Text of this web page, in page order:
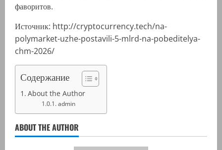
фаворитов.
Источник: http://cryptocurrency.tech/na-
polymarket-uzhe-postavili-5-mlrd-na-pobeditelya-
chm-2026/
Содержание
About the Author
admin
ABOUT THE AUTHOR